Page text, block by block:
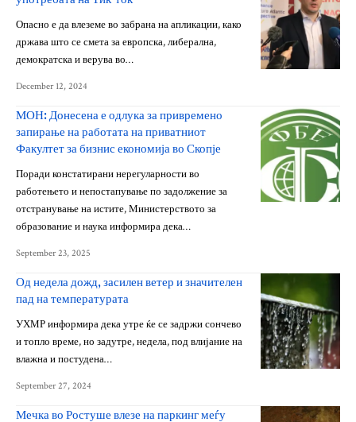
Опасно е да влеземе во забрана на апликации, како
држава што се смета за европска, либерална,
демократска и верува во…
December 12, 2024
МОН: Донесена е одлука за привремено
запирање на работата на приватниот
Факултет за бизнис економија во Скопје
Поради констатирани нерегуларности во
работењето и непостапување по задолжение за
отстранување на истите, Министерството за
образование и наука информира дека…
September 23, 2025
Од недела дожд, засилен ветер и значителен
пад на температурата
УХМР информира дека утре ќе се задржи сончево
и топло време, но задутре, недела, под влијание на
влажна и постудена…
September 27, 2024
Мечка во Ростуше влезе на паркинг меѓу